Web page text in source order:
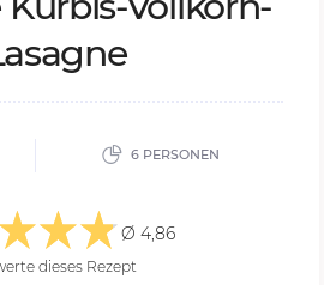
6 PERSONEN
Ø 4,86
dieses Rezept